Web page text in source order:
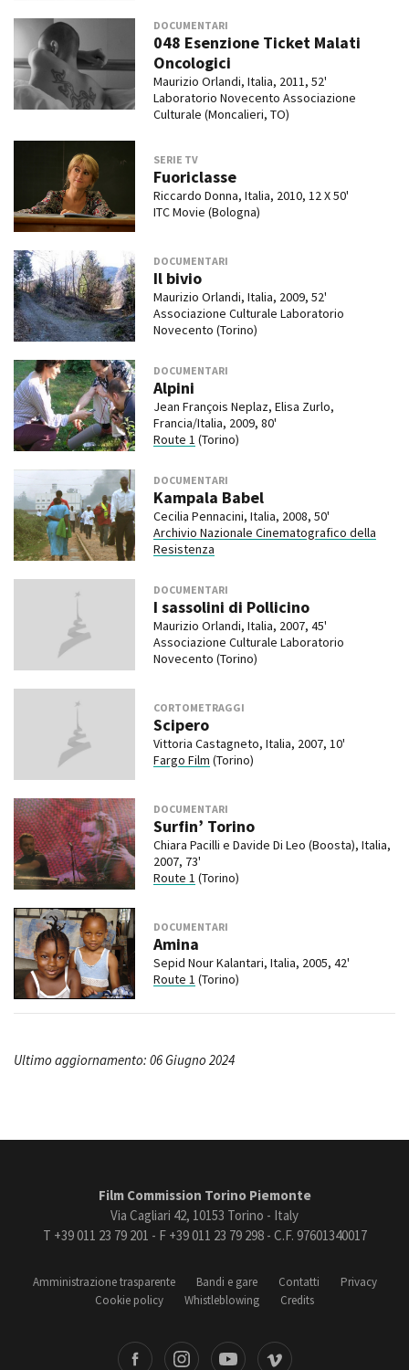
DOCUMENTARI
048 Esenzione Ticket Malati
Oncologici
Maurizio Orlandi, Italia, 2011, 52'
Laboratorio Novecento Associazione
Culturale (Moncalieri, TO)
SERIE TV
Fuoriclasse
Riccardo Donna, Italia, 2010, 12 X 50'
ITC Movie (Bologna)
DOCUMENTARI
Il bivio
Maurizio Orlandi, Italia, 2009, 52'
Associazione Culturale Laboratorio
Novecento (Torino)
DOCUMENTARI
Alpini
Jean François Neplaz, Elisa Zurlo,
Francia/Italia, 2009, 80'
Route 1 (Torino)
DOCUMENTARI
Kampala Babel
Cecilia Pennacini, Italia, 2008, 50'
Archivio Nazionale Cinematografico della
Resistenza
DOCUMENTARI
I sassolini di Pollicino
Maurizio Orlandi, Italia, 2007, 45'
Associazione Culturale Laboratorio
Novecento (Torino)
CORTOMETRAGGI
Scipero
Vittoria Castagneto, Italia, 2007, 10'
Fargo Film (Torino)
DOCUMENTARI
Surfin’ Torino
Chiara Pacilli e Davide Di Leo (Boosta), Italia,
2007, 73'
Route 1 (Torino)
DOCUMENTARI
Amina
Sepid Nour Kalantari, Italia, 2005, 42'
Route 1 (Torino)
Ultimo aggiornamento: 06 Giugno 2024
Film Commission Torino Piemonte
Via Cagliari 42, 10153 Torino - Italy
T +39 011 23 79 201 - F +39 011 23 79 298 - C.F. 97601340017
Amministrazione trasparente Bandi e gare Contatti
Privacy
Cookie policy
Whistleblowing Credits
Vimeo